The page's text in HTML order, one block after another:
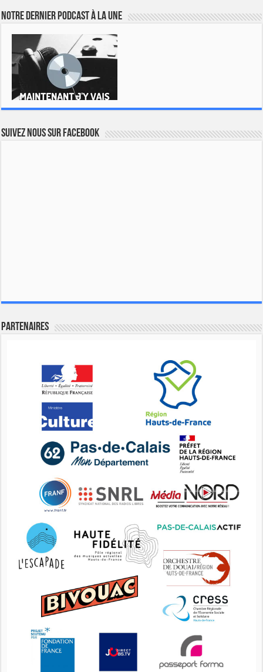
Notre dernier podcast à la une
Suivez nous sur Facebook
Partenaires